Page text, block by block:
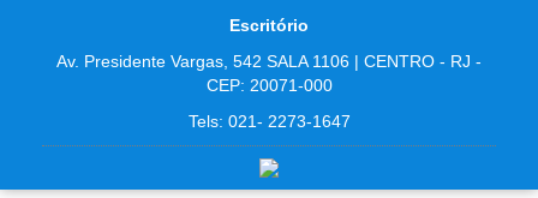
Escritório
Av. Presidente Vargas, 542 SALA 1106 | CENTRO - RJ -
CEP: 20071-000
Tels: 021- 2273-1647